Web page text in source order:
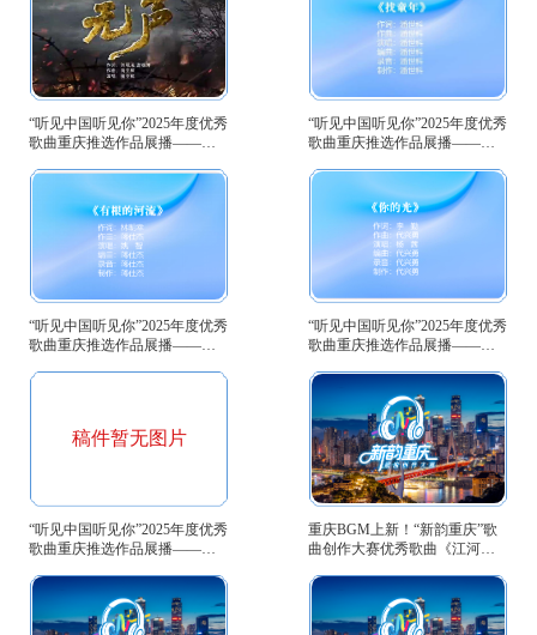
“听见中国听见你”2025年度优秀
歌曲重庆推选作品展播——
“听见中国听见你”2025年度优秀
歌曲重庆推选作品展播——
“听见中国听见你”2025年度优秀
歌曲重庆推选作品展播——
“听见中国听见你”2025年度优秀
歌曲重庆推选作品展播——
稿件暂无图片
“听见中国听见你”2025年度优秀
歌曲重庆推选作品展播——
重庆BGM上新！“新韵重庆”歌
曲创作大赛优秀歌曲《江河与